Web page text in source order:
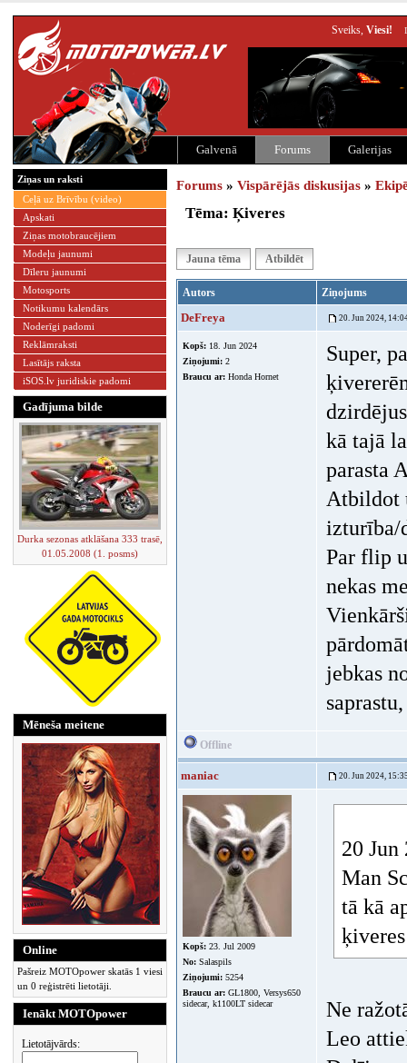
Sveiks, Viesi!
Galvenā Forums Galerijas
Ziņas un raksti
Ceļā uz Brīvību (video)
Apskati
Ziņas motobraucējiem
Modeļu jaunumi
Dīleru jaunumi
Motosports
Notikumu kalendārs
Noderīgi padomi
Reklāmraksti
Lasītājs raksta
iSOS.lv juridiskie padomi
Gadījuma bilde
Durka sezonas atklāšana 333 trasē,
01.05.2008 (1. posms)
Mēneša meitene
Online
Pašreiz MOTOpower skatās 1 viesi
un 0 reģistrēti lietotāji.
Ienākt MOTOpower
Lietotājvārds:
Forums » Vispārējās diskusijas »
Tēma: Ķiveres
Jauna tēma Atbildēt
Autors Ziņojums
DeFreya 20. Jun 2024,
Kopš: 18. Jun 2024
Ziņojumi: 2
Braucu ar: Honda Hornet
Super,
kā tajā
parasta
Atbildot
izturība/
Par flip
nekas
jebkas
Offline
maniac 20. Jun 2024,
Kopš: 23. Jul 2009
No: Salaspils
Ziņojumi: 5254
Braucu ar: GL1800, Versys650
sidecar, k1100LT sidecar
20
Man
tā kā
Ne
Leo